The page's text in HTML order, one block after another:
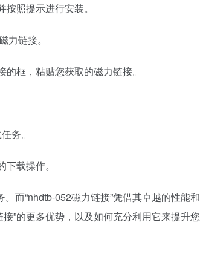
照提示进行安装。
链接。
框，粘贴您获取的磁力链接。
务。
载操作。
而“nhdtb-052磁力链接”凭借其卓越的性能和
”的更多优势，以及如何充分利用它来提升您